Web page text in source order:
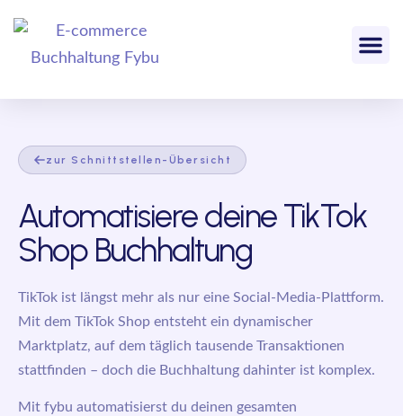
zur Schnittstellen-Übersicht
Automatisiere deine TikTok
Shop Buchhaltung
TikTok ist längst mehr als nur eine Social-Media-Plattform.
Mit dem TikTok Shop entsteht ein dynamischer
Marktplatz, auf dem täglich tausende Transaktionen
stattfinden – doch die Buchhaltung dahinter ist komplex.
Mit fybu automatisierst du deinen gesamten